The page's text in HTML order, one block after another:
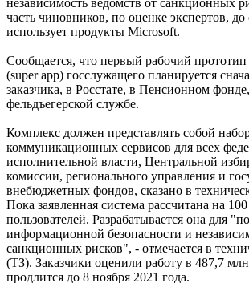
часть чиновников, по оценке экспертов,
использует продукты Microsoft.
Сообщается, что первый рабочий
(super app) госслужащего планируется
заказчика, в Росстате, в Пенсионном
фельдъегерской службе.
Комплекс должен представлять собой
коммуникационных сервисов для всех
исполнительной власти, Центральной
комиссии, регионального управления и
внебюджетных фондов, сказано в
Пока заявленная система рассчитана на
пользователей. Разрабатывается она для
информационной безопасности и
санкционных рисков", - отмечается в
(ТЗ). Заказчики оценили работу в 487,7
продлится до 8 ноября 2021 года.